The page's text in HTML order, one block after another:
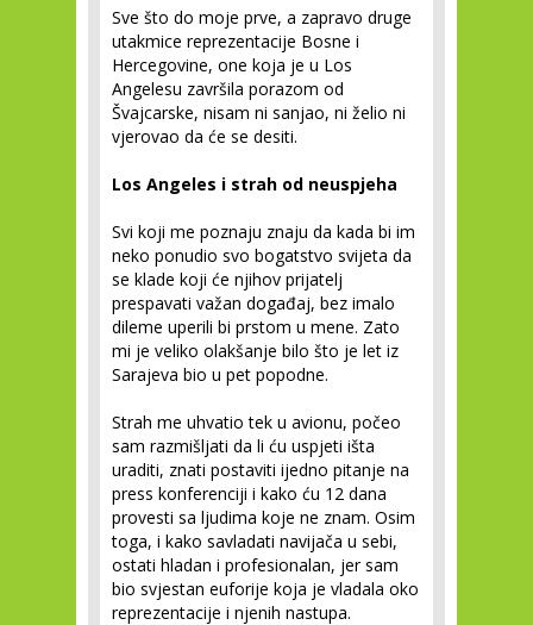
Sve što do moje prve, a zapravo druge
utakmice reprezentacije Bosne i
Hercegovine, one koja je u Los
Angelesu završila porazom od
Švajcarske, nisam ni sanjao, ni želio ni
vjerovao da će se desiti.
Los Angeles i strah od neuspjeha
Svi koji me poznaju znaju da kada bi im
neko ponudio svo bogatstvo svijeta da
se klade koji će njihov prijatelj
prespavati važan događaj, bez imalo
dileme uperili bi prstom u mene. Zato
mi je veliko olakšanje bilo što je let iz
Sarajeva bio u pet popodne.
Strah me uhvatio tek u avionu, počeo
sam razmišljati da li ću uspjeti išta
uraditi, znati postaviti ijedno pitanje na
press konferenciji i kako ću 12 dana
provesti sa ljudima koje ne znam. Osim
toga, i kako savladati navijača u sebi,
ostati hladan i profesionalan, jer sam
bio svjestan euforije koja je vladala oko
reprezentacije i njenih nastupa.